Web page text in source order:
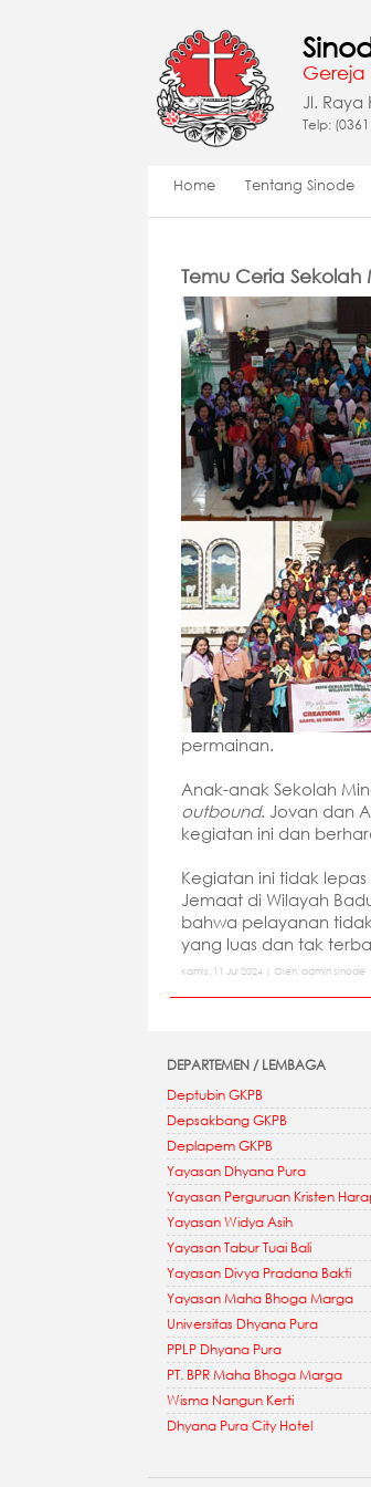
Gereja
Jl.
Telp:
Home Tentang Sinode
Temu Ceria
permainan.
Anak-anak Sekolah
outbound. Jovan dan
kegiatan ini dan
Kegiatan ini tidak
Jemaat di Wilayah
bahwa pelayanan
yang luas dan tak
kamis, 11 Jul 2024 | Oleh: admin sinode
DEPARTEMEN / LEMBAGA
Deptubin GKPB
Depsakbang GKPB
Deplapem GKPB
Yayasan Dhyana Pura
Yayasan Perguruan Kristen
Yayasan Widya Asih
Yayasan Tabur Tuai Bali
Yayasan Divya Pradana Bakti
Yayasan Maha Bhoga Marga
Universitas Dhyana Pura
PPLP Dhyana Pura
PT. BPR Maha Bhoga Marga
Wisma Nangun Kerti
Dhyana Pura City Hotel